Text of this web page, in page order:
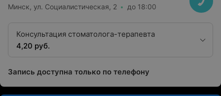
Минск, ул. Социалистическая, 2 до 18:00
Консультация стоматолога-терапевта
4,20 руб.
Запись доступна только по телефону